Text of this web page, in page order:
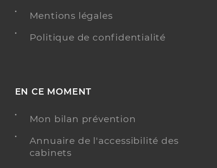
Mentions légales
Politique de confidentialité
EN CE MOMENT
Mon bilan prévention
Annuaire de l'accessibilité des
cabinets